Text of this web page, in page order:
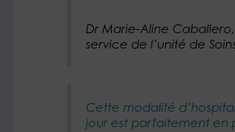
Dr Marie-Aline
service de l’unité de
Cette modalité
jour est parfaitement en